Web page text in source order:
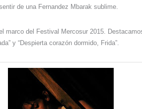
de una Fernandez Mbarak sublime.
marco del Festival Mercosur 2015.
y “Despierta corazón dormido, Frida”.